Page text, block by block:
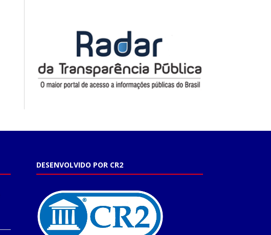
DESENVOLVIDO POR CR2